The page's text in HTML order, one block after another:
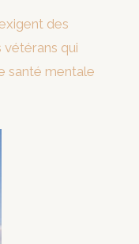
des
vétérans qui
santé mentale